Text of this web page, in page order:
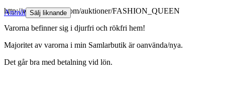
http://www.tradera.com/auktioner/FASHION_QUEEN
Varorna befinner sig i djurfri och rökfri hem!
Majoritet av varorna i min Samlarbutik är oanvända/nya.
Det går bra med betalning vid lön.
Anmäl Sälj liknande